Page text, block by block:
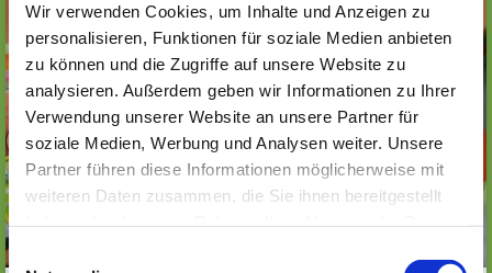
Wir verwenden Cookies, um Inhalte und Anzeigen zu
personalisieren, Funktionen für soziale Medien anbieten
zu können und die Zugriffe auf unsere Website zu
analysieren. Außerdem geben wir Informationen zu Ihrer
Verwendung unserer Website an unsere Partner für
soziale Medien, Werbung und Analysen weiter. Unsere
Partner führen diese Informationen möglicherweise mit
weiteren Daten zusammen, die Sie ihnen bereitgestellt
Einwilligungsauswahl